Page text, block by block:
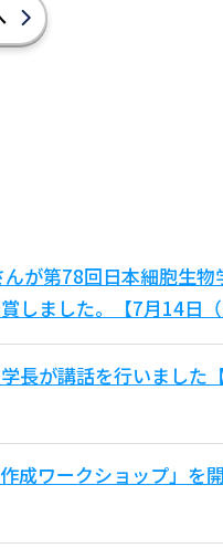
が第78回日本細胞生物
しました。【7月14日（
長が講話を行いました
成ワークショップ」を